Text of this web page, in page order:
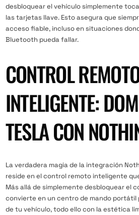
desbloquear el vehículo simplemente
las tarjetas llave. Esto asegura que
acceso fiable, incluso en situaciones
Bluetooth pueda fallar.
CONTROL
INTELIGENTE:
TESLA CON
La verdadera magia de la integración
reside en el control remoto inteligente
Más allá de simplemente desbloquear el
convierte en un centro de mando portátil
de tu vehículo, todo ello con la estética